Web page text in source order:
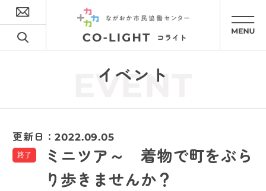
イベント
EVENT
更新日：2022.09.05
終了
ミニツア～ 着物で町をぶら
り歩きませんか？